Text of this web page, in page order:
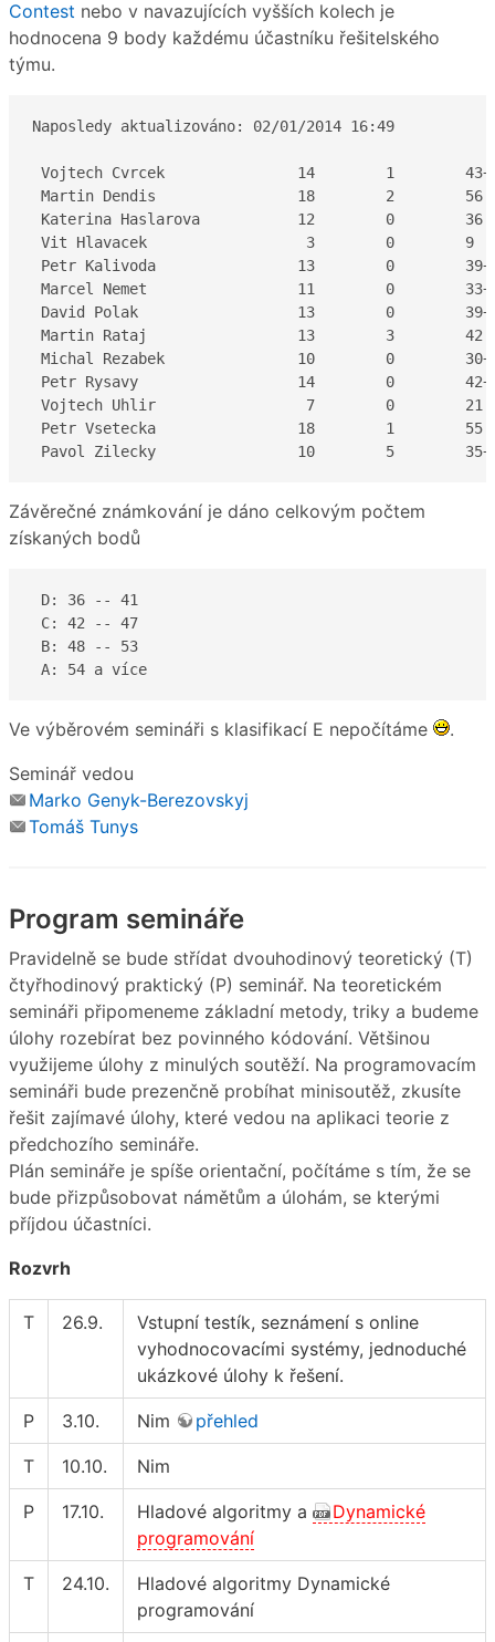
Contest nebo v navazujících vyšších kolech je
hodnocena 9 body každému účastníku řešitelského
týmu.
Naposledy aktualizováno: 02/01/2014 16:49
Vojtech Cvrcek               14        1
Martin Dendis                18        2        56
Katerina Haslarova           12        0        36
Vit Hlavacek                  3        0        9
Petr Kalivoda                13        0
Marcel Nemet                 11        0
David Polak                  13        0
Martin Rataj                 13        3        42
Michal Rezabek               10        0
Petr Rysavy                  14        0
Vojtech Uhlir                 7        0        21
Petr Vsetecka                18        1        55
Pavol Zilecky                10        5
Závěrečné známkování je dáno celkovým počtem
získaných bodů
D: 36 -- 41
C: 42 -- 47
B: 48 -- 53
A: 54 a více
Ve výběrovém semináři s klasifikací E nepočítáme
.
Seminář vedou
Marko Genyk-Berezovskyj
Tomáš Tunys
Program semináře
Pravidelně se bude střídat dvouhodinový teoretický (T)
čtyřhodinový praktický (P) seminář. Na teoretickém
semináři připomeneme základní metody, triky a budeme
úlohy rozebírat bez povinného kódování. Většinou
využijeme úlohy z minulých soutěží. Na programovacím
semináři bude prezenčně probíhat minisoutěž, zkusíte
řešit zajímavé úlohy, které vedou na aplikaci teorie z
předchozího semináře.
Plán semináře je spíše orientační, počítáme s tím, že se
bude přizpůsobovat námětům a úlohám, se kterými
příjdou účastníci.
Rozvrh
T 26.9.
Vstupní testík, seznámení s online
vyhodnocovacími systémy, jednoduché
ukázkové úlohy k řešení.
P 3.10. Nim přehled
T 10.10. Nim
P 17.10. Hladové algoritmy a
Dynamické
programování
T 24.10.
Hladové algoritmy Dynamické
programování